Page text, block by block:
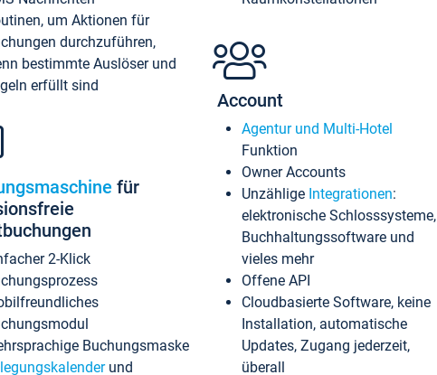
um Aktionen für
durchzuführen,
bestimmte Auslöser und
erfüllt sind
für
2-Klick
Buchungsmaske
und
Account
Agentur und Multi-Hotel
Funktion
Owner Accounts
Unzählige Integrationen:
elektronische Schlosssysteme,
Buchhaltungssoftware und
vieles mehr
Offene API
Cloudbasierte Software, keine
Installation, automatische
Updates, Zugang jederzeit,
überall